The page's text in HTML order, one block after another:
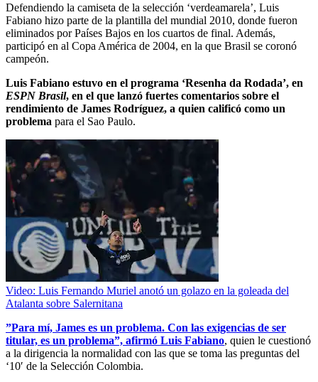
Defendiendo la camiseta de la selección ‘verdeamarela’, Luis
Fabiano hizo parte de la plantilla del mundial 2010, donde fueron
eliminados por Países Bajos en los cuartos de final. Además,
participó en al Copa América de 2004, en la que Brasil se coronó
campeón.
Luis Fabiano estuvo en el programa ‘Resenha da Rodada’, en
ESPN Brasil, en el que lanzó fuertes comentarios sobre el
rendimiento de James Rodríguez, a quien calificó como un
problema para el Sao Paulo.
Video: Luis Fernando Muriel anotó un golazo en la goleada del
Atalanta sobre Salernitana
”Para mí, James es un problema. Con las exigencias de ser
titular, es un problema”, afirmó Luis Fabiano, quien le cuestionó
a la dirigencia la normalidad con las que se toma las preguntas del
‘10′ de la Selección Colombia.